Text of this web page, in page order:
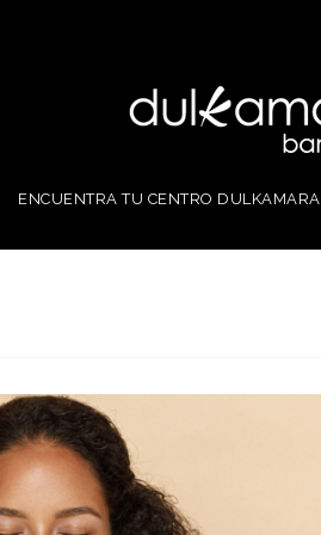
ENCUENTRA TU CENTRO DULKAMARA